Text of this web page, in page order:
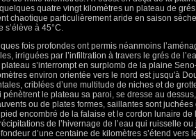
quatre vingt kilomètres un plateau de
chaotique particulièrement aride en saison
s’élève à 45°C.
fois profondes ont permis néanmoins
irriguées par l’infiltration à travers le grés de
s’interrompt en surplomb de la plaine
environ orientée vers le nord est jusqu'à
criblées d’une multitude de niches et de
le plateau sa paroi, se dresse au dessus,
ou de plates formes, saillantes sont
encombré de la falaise et le cordon lunaire
de l’hivernage de l’eau qui ruisselle
d’une centaine de kilomètres s’étend vers